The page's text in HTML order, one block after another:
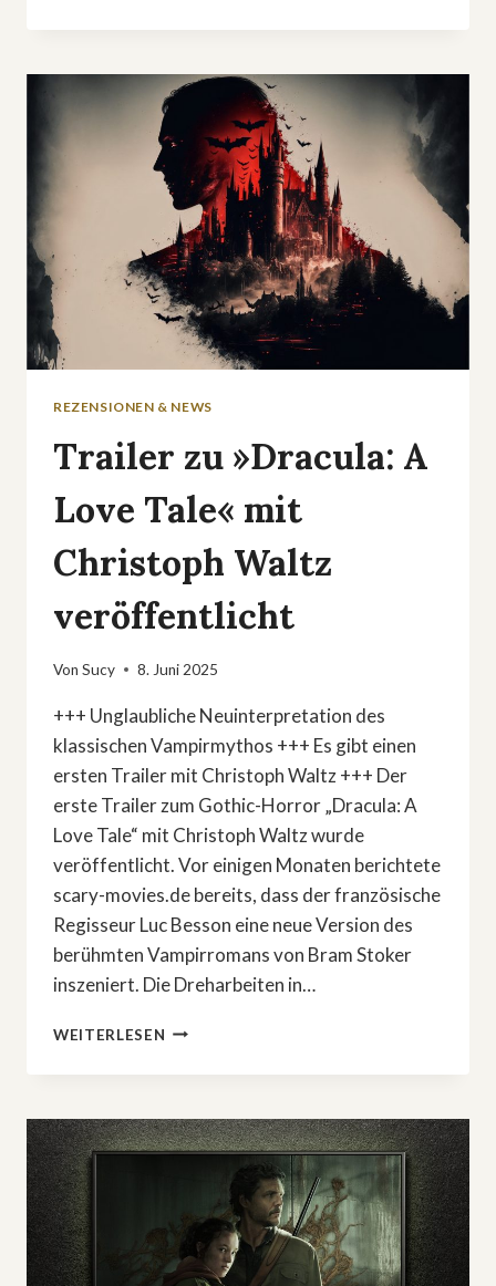
BEGEISTERT
GRABBER
IN
BLACK
PHONE
2«
REZENSIONEN & NEWS
Trailer zu »Dracula: A
Love Tale« mit
Christoph Waltz
veröffentlicht
Von Sucy 8. Juni 2025
+++ Unglaubliche Neuinterpretation des
klassischen Vampirmythos +++ Es gibt einen
ersten Trailer mit Christoph Waltz +++ Der
erste Trailer zum Gothic-Horror „Dracula: A
Love Tale“ mit Christoph Waltz wurde
veröffentlicht. Vor einigen Monaten berichtete
scary-movies.de bereits, dass der französische
Regisseur Luc Besson eine neue Version des
berühmten Vampirromans von Bram Stoker
inszeniert. Die Dreharbeiten in…
WEITERLESEN TRAILER
»DRACULA:
LOVE
TALE«
CHRISTOPH
WALTZ
VERÖFFENTLICHT